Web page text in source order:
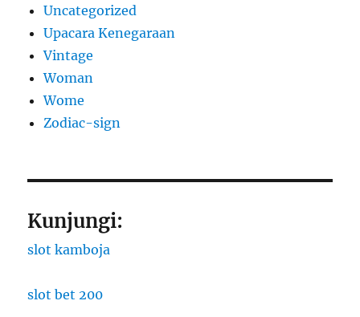
Uncategorized
Upacara Kenegaraan
Vintage
Woman
Wome
Zodiac-sign
Kunjungi:
slot kamboja
slot bet 200